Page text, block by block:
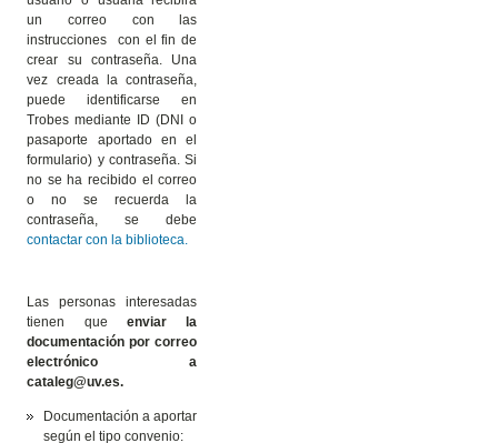
un correo con las
instrucciones con el fin de
crear su contraseña. Una
vez creada la contraseña,
puede identificarse en
Trobes mediante ID (DNI o
pasaporte aportado en el
formulario) y contraseña. Si
no se ha recibido el correo
o no se recuerda la
contraseña, se debe
contactar con la biblioteca.
Las personas interesadas
tienen que enviar la
documentación por correo
electrónico a
cataleg@uv.es.
Documentación a aportar
según el tipo convenio: